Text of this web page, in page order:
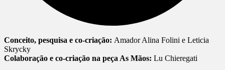
Conceito, pesquisa e co-criação: Amador Alina Folini e Leticia
Skrycky
Colaboração e co-criação na peça As Mãos: Lu Chieregati